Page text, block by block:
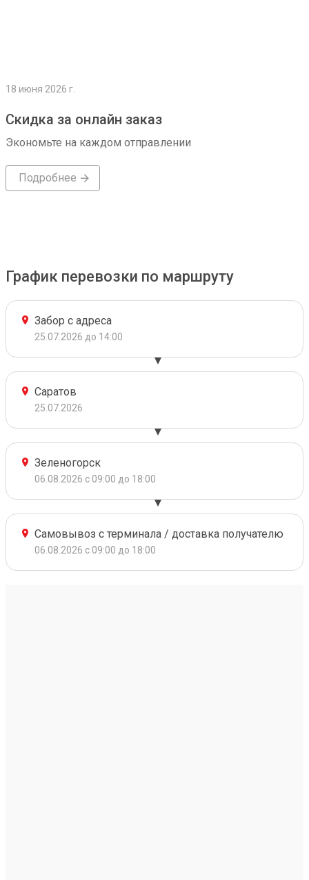
18 июня 2026 г.
Скидка за онлайн заказ
Экономьте на каждом отправлении
Подробнее
График перевозки по маршруту
Забор с адреса
25.07.2026 до 14:00
Саратов
25.07.2026
Зеленогорск
06.08.2026 с 09:00 до 18:00
Самовывоз с терминала / доставка получателю
06.08.2026 с 09:00 до 18:00